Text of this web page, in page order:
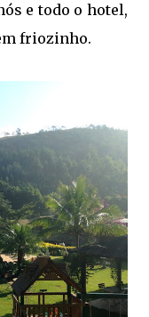
e todo o hotel,
friozinho.